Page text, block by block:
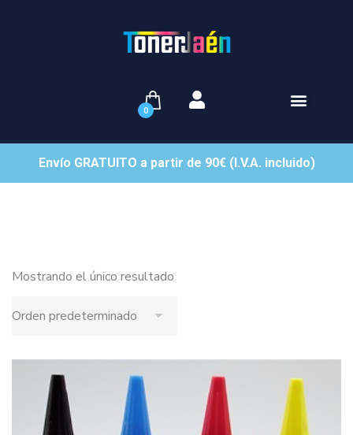
0
Envío GRATUITO a partir de 90€ (I.V.A. incluido)
Mostrando el único resultado